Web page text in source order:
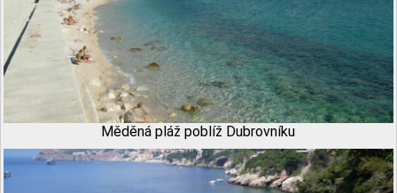
Měděná pláž poblíž Dubrovníku